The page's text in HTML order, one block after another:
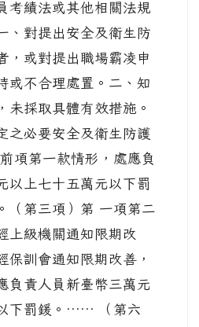
考績法或其他相關法規
、對提出安全及衛生防
，或對提出職場霸凌申
或不合理處置。二、知
未採取具體有效措施。
之必要安全及衛生防護
項第一款情形，處應負
以上七十五萬元以下罰
（第三項）第 一項第二
上級機關通知限期改
保訓會通知限期改善，
負責人員新臺幣三萬元
下罰鍰。…… （第六